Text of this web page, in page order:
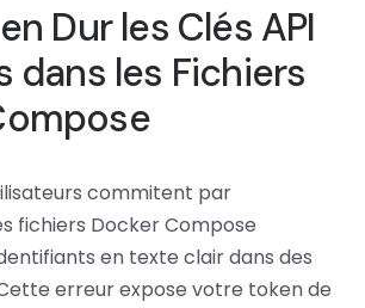
Dur les Clés API
dans les Fichiers
commitent par
fichiers Docker Compose
en texte clair dans des
erreur expose votre token de